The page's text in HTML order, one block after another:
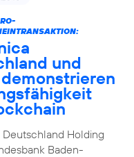
und
Holding
Baden-